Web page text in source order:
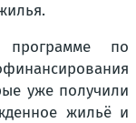
программе по
уже получили
жильё и